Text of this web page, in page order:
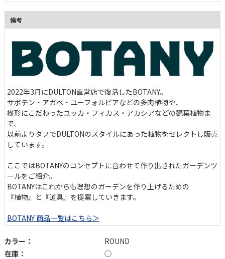
備考
2022年3月にDULTON直営店で復活したBOTANY。
サボテン・アガベ・ユーフォルビアなどの多肉植物や、
樹形にこだわったユッカ・フィカス・アカシアなどの観葉植物ま
で、
以前よりタフでDULTONのスタイルにあった植物をセレクトし販売
しています。
ここではBOTANYのコンセプトに合わせて作り出されたガーデンツ
ールをご紹介。
BOTANYはこれからも理想のガーデンを作り上げるための
『植物』と『道具』を提案していきます。
BOTANY 商品一覧はこちら＞
カラー：
ROUND
在庫：
◯